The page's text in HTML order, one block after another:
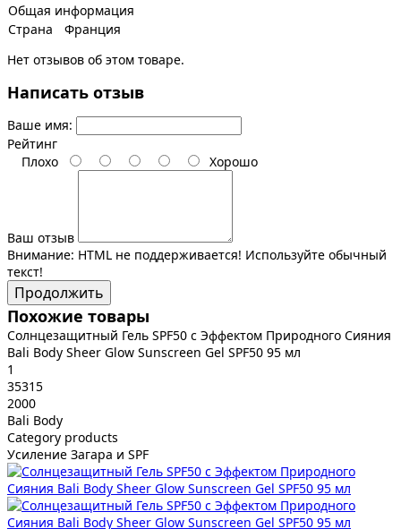
Общая информация
Страна
Франция
Нет отзывов об этом товаре.
Написать отзыв
Ваше имя:
Рейтинг
Плохо
Хорошо
Ваш отзыв
Внимание: HTML не поддерживается! Используйте обычный
текст!
Продолжить
Похожие товары
Солнцезащитный Гель SPF50 с Эффектом Природного Сияния
Bali Body Sheer Glow Sunscreen Gel SPF50 95 мл
1
35315
2000
Bali Body
Category products
Усиление Загара и SPF